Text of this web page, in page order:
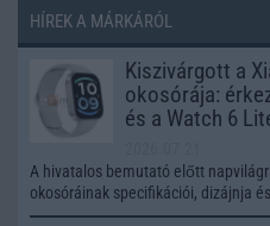
HÍREK A MÁRKÁRÓL
Kiszivárgott a
okosórája:
és a Watch 6
A hivatalos bemutató előtt
okosóráinak specifikációi, dizájnja